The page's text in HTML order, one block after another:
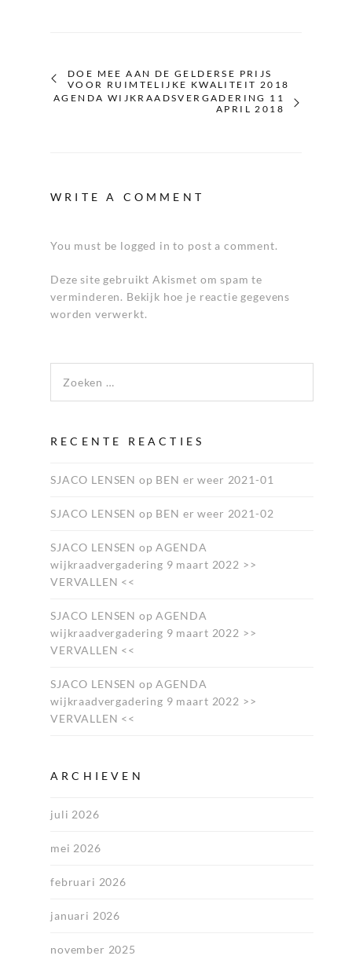
DOE MEE AAN DE GELDERSE PRIJS
VOOR RUIMTELIJKE KWALITEIT 2018
AGENDA WIJKRAADSVERGADERING 11
APRIL 2018
WRITE A COMMENT
You must be logged in to post a comment.
Deze site gebruikt Akismet om spam te
verminderen. Bekijk hoe je reactie gegevens
worden verwerkt.
RECENTE REACTIES
SJACO LENSEN op BEN er weer 2021-01
SJACO LENSEN op BEN er weer 2021-02
SJACO LENSEN opAGENDA
wijkraadvergadering 9 maart 2022 >>
VERVALLEN <<
SJACO LENSEN opAGENDA
wijkraadvergadering 9 maart 2022 >>
VERVALLEN <<
SJACO LENSEN opAGENDA
wijkraadvergadering 9 maart 2022 >>
VERVALLEN <<
ARCHIEVEN
juli 2026
mei 2026
februari 2026
januari 2026
november 2025